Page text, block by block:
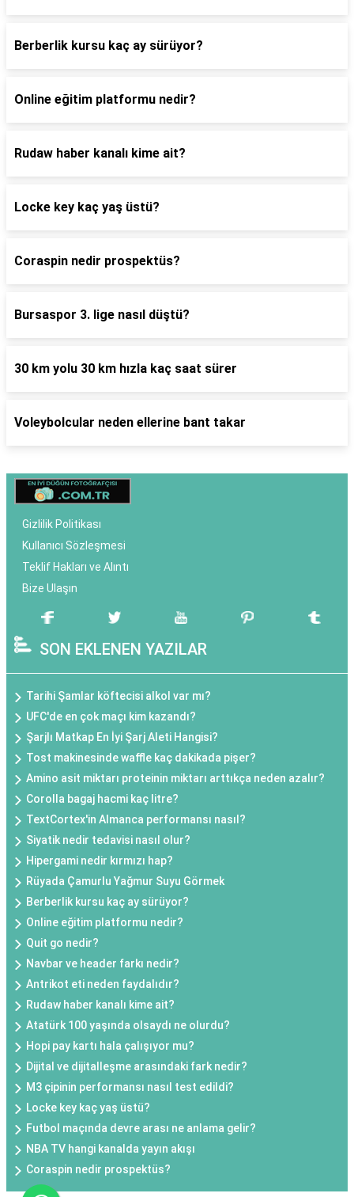
Berberlik kursu kaç ay sürüyor?
Online eğitim platformu nedir?
Rudaw haber kanalı kime ait?
Locke key kaç yaş üstü?
Coraspin nedir prospektüs?
Bursaspor 3. lige nasıl düştü?
30 km yolu 30 km hızla kaç saat sürer
Voleybolcular neden ellerine bant takar
Gizlilik Politikası
Kullanıcı Sözleşmesi
Teklif Hakları ve Alıntı
Bize Ulaşın
SON EKLENEN YAZILAR
Tarihi Şamlar köftecisi alkol var mı?
UFC'de en çok maçı kim kazandı?
Şarjlı Matkap En İyi Şarj Aleti Hangisi?
Tost makinesinde waffle kaç dakikada pişer?
Amino asit miktarı proteinin miktarı arttıkça neden azalır?
Corolla bagaj hacmi kaç litre?
TextCortex'in Almanca performansı nasıl?
Siyatik nedir tedavisi nasıl olur?
Hipergami nedir kırmızı hap?
Rüyada Çamurlu Yağmur Suyu Görmek
Berberlik kursu kaç ay sürüyor?
Online eğitim platformu nedir?
Quit go nedir?
Navbar ve header farkı nedir?
Antrikot eti neden faydalıdır?
Rudaw haber kanalı kime ait?
Atatürk 100 yaşında olsaydı ne olurdu?
Hopi pay kartı hala çalışıyor mu?
Dijital ve dijitalleşme arasındaki fark nedir?
M3 çipinin performansı nasıl test edildi?
Locke key kaç yaş üstü?
Futbol maçında devre arası ne anlama gelir?
NBA TV hangi kanalda yayın akışı
Coraspin nedir prospektüs?